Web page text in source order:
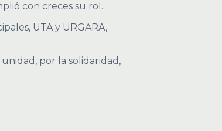
con creces su rol.
UTA y URGARA,
por la solidaridad,